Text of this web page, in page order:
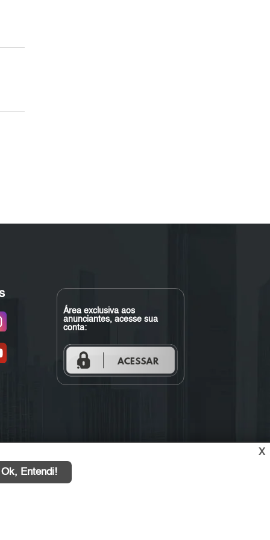
Área exclusiva aos
anunciantes, acesse sua
conta:
X
Ok, Entendi!